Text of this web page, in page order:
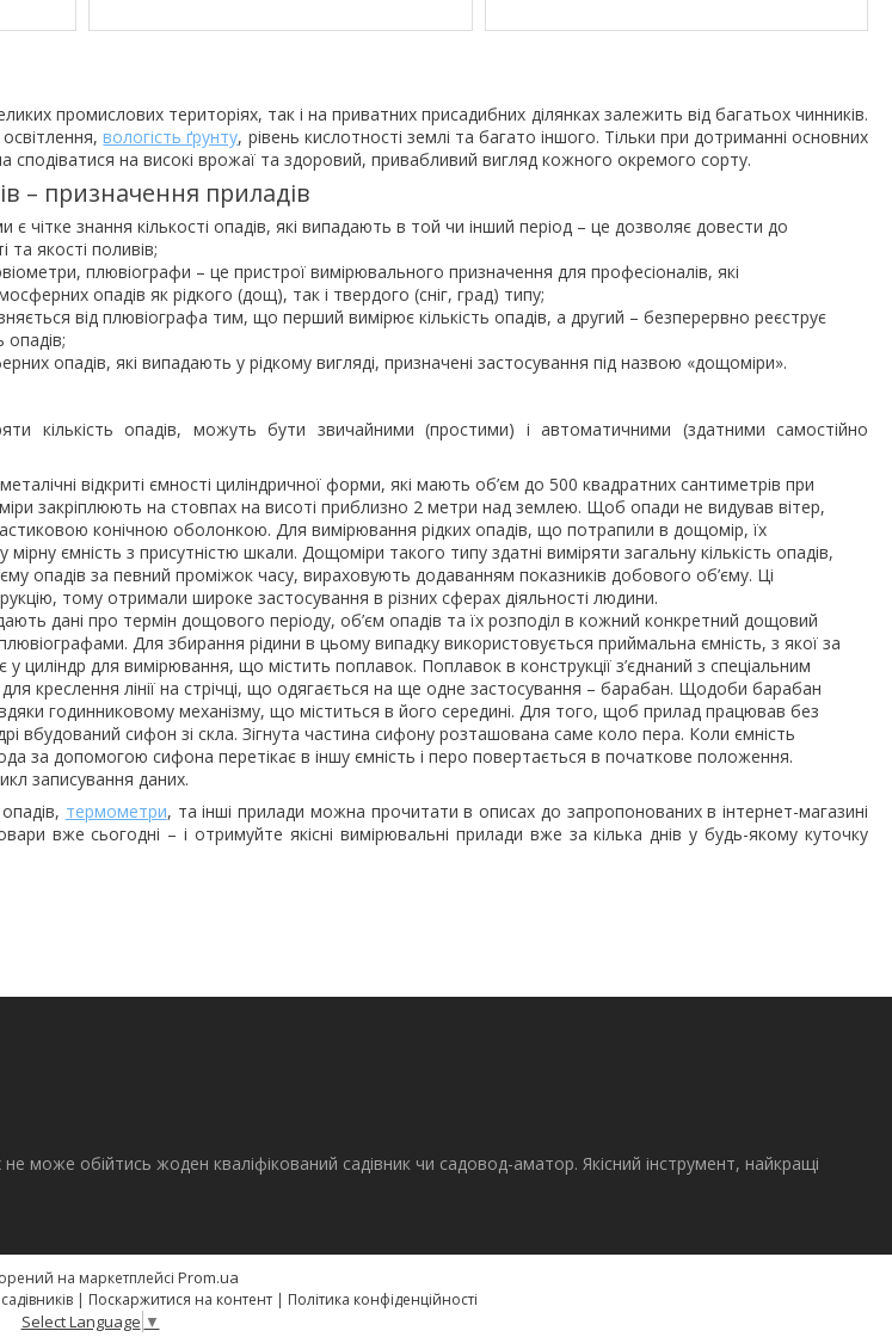
промислових територіях, так і на приватних присадибних ділянках залежить від багатьох чинників.
освітлення,вологість ґрунту, рівень кислотності землі та багато іншого. Тільки при дотриманні основних
на високі врожаї та здоровий, привабливий вигляд кожного окремого сорту.
– призначення приладів
чітке знання кількості опадів, які випадають в той чи інший період – це дозволяє довести до
та якості поливів;
плювіографи – це пристрої вимірювального призначення для професіоналів, які
опадів як рідкого (дощ), так і твердого (сніг, град) типу;
від плювіографа тим, що перший вимірює кількість опадів, а другий – безперервно реєструє
опадів;
опадів, які випадають у рідкому вигляді, призначені застосування під назвою «дощоміри».
кількість опадів, можуть бути звичайними (простими) і автоматичними (здатними самостійно
відкриті ємності циліндричної форми, які мають об’єм до 500 квадратних сантиметрів при
закріплюють на стовпах на висоті приблизно 2 метри над землею. Щоб опади не видував вітер,
конічною оболонкою. Для вимірювання рідких опадів, що потрапили в дощомір, їх
ємність з присутністю шкали. Дощоміри такого типу здатні виміряти загальну кількість опадів,
опадів за певний проміжок часу, вираховують додаванням показників добового об’єму. Ці
тому отримали широке застосування в різних сферах діяльності людини.
дані про термін дощового періоду, об’єм опадів та їх розподіл в кожний конкретний дощовий
Для збирання рідини в цьому випадку використовується приймальна ємність, з якої за
циліндр для вимірювання, що містить поплавок. Поплавок в конструкції з’єднаний з спеціальним
креслення лінії на стрічці, що одягається на ще одне застосування – барабан. Щодоби барабан
годинниковому механізму, що міститься в його середині. Для того, щоб прилад працював без
вбудований сифон зі скла. Зігнута частина сифону розташована саме коло пера. Коли ємність
за допомогою сифона перетікає в іншу ємність і перо повертається в початкове положення.
записування даних.
термометри, та інші прилади можна прочитати в описах до запропонованих в інтернет-магазині
вже сьогодні – і отримуйте якісні вимірювальні прилади вже за кілька днів у будь-якому куточку
може обійтись жоден кваліфікований садівник чи садовод-аматор. Якісний інструмент, найкращі
на маркетплейсі Prom.ua
eSad.com.ua - крамниця для професійних садівників | Поскаржитися на контент | Політика конфіденційності
Select Language ▼